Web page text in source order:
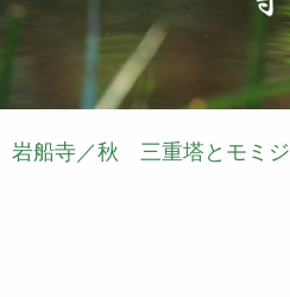
岩船寺／秋 三重塔とモミジ